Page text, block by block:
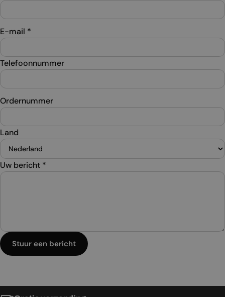
E-mail *
Telefoonnummer
Ordernummer
Land
Uw bericht *
Stuur een bericht